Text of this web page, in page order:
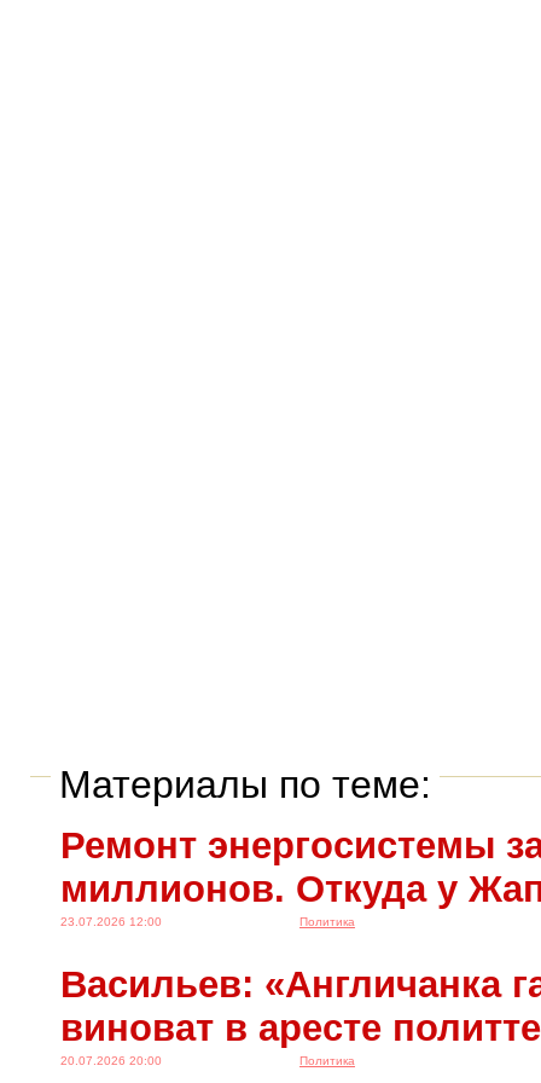
Материалы по теме:
Ремонт энергосистемы
миллионов. Откуда у
23.07.2026 12:00 Политика
Васильев: «Англичанка
виноват в аресте
20.07.2026 20:00 Политика